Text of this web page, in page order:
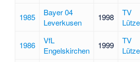
1985
Bayer 04
Leverkusen
1998
TV
1986
VfL
Engelskirchen
1999
TV